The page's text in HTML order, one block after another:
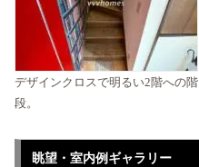
デザインクロスで明るい2階への階
段。
眺望・室内例ギャラリー